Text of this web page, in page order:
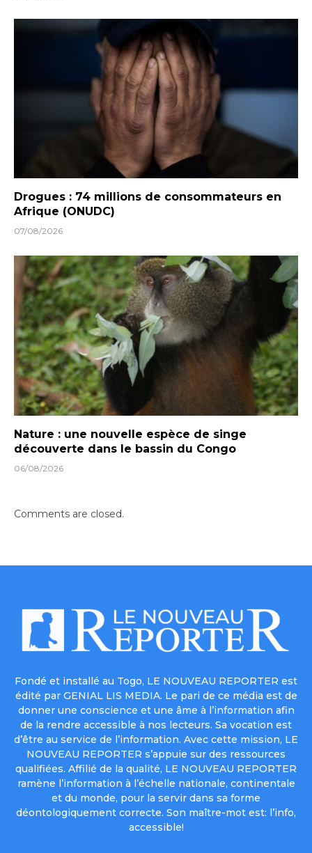
Drogues : 74 millions de consommateurs en
Afrique (ONUDC)
07/08/2026
Nature : une nouvelle espèce de singe
découverte dans le bassin du Congo
06/08/2026
Comments are closed.
Fondé et installé au Togo, LE NOUVEAU REPORTER est
édité par GENIAL LIS MEDIA. Le pari de ce média est de
donner une conscience et une âme à l’information afin
de la rendre accessible à nos lecteurs. Sa vocation est
d’être au service de l’information. Avec cette mission, LE
NOUVEAU REPORTER s’appuie sur des ressources
qualifiées. Affilié de la qualité, LE NOUVEAU REPORTER
ramène l’information à l’échelle nationale, continentale
et du monde, pour la servir dans sa forme
déontologiquement correcte. Son maître-mot est: l’info,
accessible!